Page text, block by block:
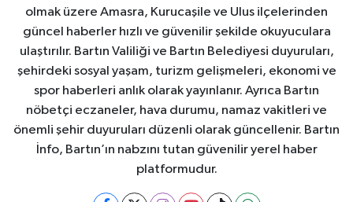
olmak üzere Amasra, Kurucaşile ve Ulus ilçelerinden
güncel haberler hızlı ve güvenilir şekilde okuyuculara
ulaştırılır. Bartın Valiliği ve Bartın Belediyesi duyuruları,
şehirdeki sosyal yaşam, turizm gelişmeleri, ekonomi ve
spor haberleri anlık olarak yayınlanır. Ayrıca Bartın
nöbetçi eczaneler, hava durumu, namaz vakitleri ve
önemli şehir duyuruları düzenli olarak güncellenir. Bartın
İnfo, Bartın’ın nabzını tutan güvenilir yerel haber
platformudur.